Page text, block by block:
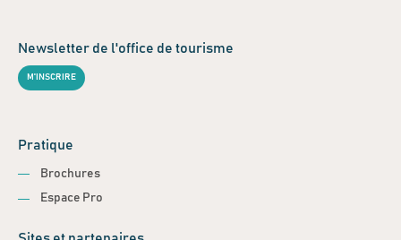
Newsletter de l'office de tourisme
M'INSCRIRE
Pratique
Brochures
Espace Pro